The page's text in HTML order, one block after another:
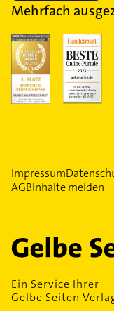
Mehrfach
Impressum
AGBInhalte melden
Ein Service Ihrer
Gelbe Seiten